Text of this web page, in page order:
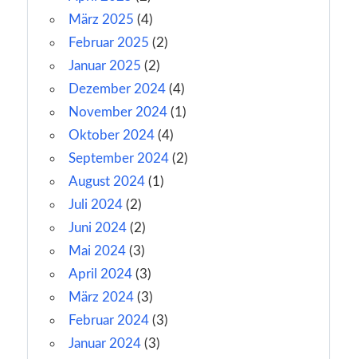
März 2025 (4)
Februar 2025 (2)
Januar 2025 (2)
Dezember 2024 (4)
November 2024 (1)
Oktober 2024 (4)
September 2024 (2)
August 2024 (1)
Juli 2024 (2)
Juni 2024 (2)
Mai 2024 (3)
April 2024 (3)
März 2024 (3)
Februar 2024 (3)
Januar 2024 (3)